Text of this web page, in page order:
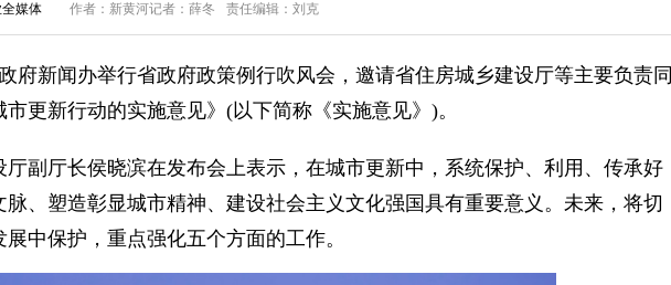
媒体 作者：新黄河记者：薛冬 责任编辑：刘克
新闻办举行省政府政策例行吹风会，邀请省住房城乡建设厅等主要负责同
更新行动的实施意见》(以下简称《实施意见》)。
厅长侯晓滨在发布会上表示，在城市更新中，系统保护、利用、传承好
、塑造彰显城市精神、建设社会主义文化强国具有重要意义。未来，将切
中保护，重点强化五个方面的工作。